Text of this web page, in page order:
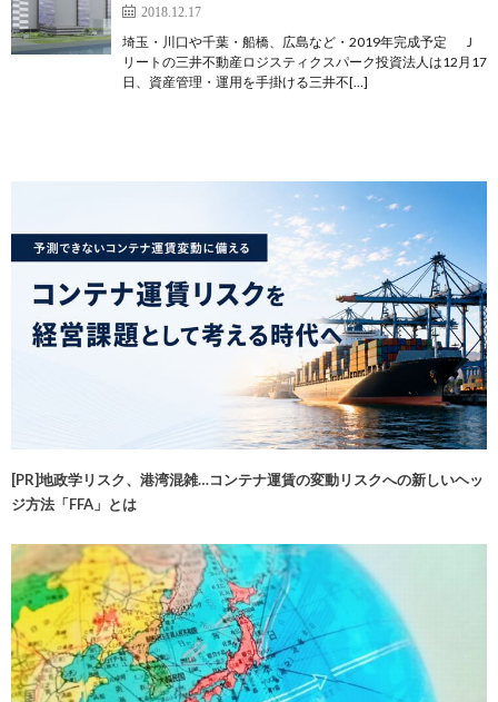
2018.12.17
埼玉・川口や千葉・船橋、広島など・2019年完成予定 Ｊ
リートの三井不動産ロジスティクスパーク投資法人は12月17
日、資産管理・運用を手掛ける三井不[…]
[PR]地政学リスク、港湾混雑…コンテナ運賃の変動リスクへの新しいヘッ
ジ方法「FFA」とは